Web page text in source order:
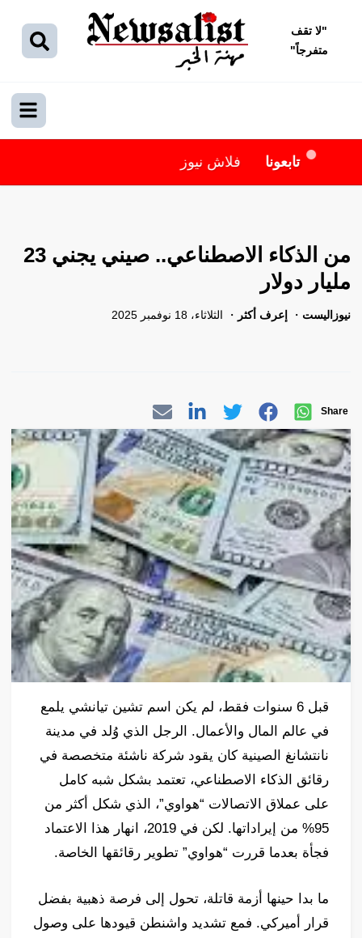
"لا تقف
متفرجاً"
تابعونا فلاش نيوز
من الذكاء الاصطناعي.. صيني يجني 23
مليار دولار
نيوزاليست إعرف أكثر الثلاثاء، 18 نوفمبر 2025
Share
قبل 6 سنوات فقط، لم يكن اسم تشين تيانشي يلمع
في عالم المال والأعمال. الرجل الذي وُلد في مدينة
نانتشانغ الصينية كان يقود شركة ناشئة متخصصة في
رقائق الذكاء الاصطناعي، تعتمد بشكل شبه كامل
على عملاق الاتصالات “هواوي”، الذي شكل أكثر من
95% من إيراداتها. لكن في 2019، انهار هذا الاعتماد
فجأة بعدما قررت “هواوي” تطوير رقائقها الخاصة.
ما بدا حينها أزمة قاتلة، تحول إلى فرصة ذهبية بفضل
قرار أميركي. فمع تشديد واشنطن قيودها على وصول